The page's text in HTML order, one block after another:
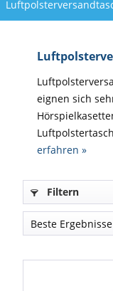
eignen sich
erfahren »
Filtern